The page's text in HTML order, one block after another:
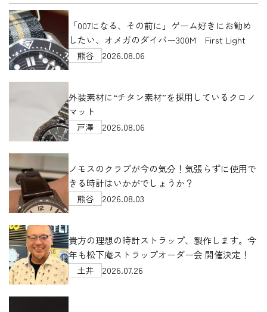
「007になる、その前に」ゲーム好きにお勧め
したい、オメガのダイバー300M First Light
熊谷 2026.08.06
外装素材に“チタン素材”を採用しているクロノ
マット
戸澤 2026.08.06
ノモスのクラブが今の気分！気張らずに使用で
きる時計はいかがでしょうか？
熊谷 2026.08.03
貴方の理想の時計ストラップ、製作します。今
年も松下庵ストラップオーダー会 開催決定！
土井 2026.07.26